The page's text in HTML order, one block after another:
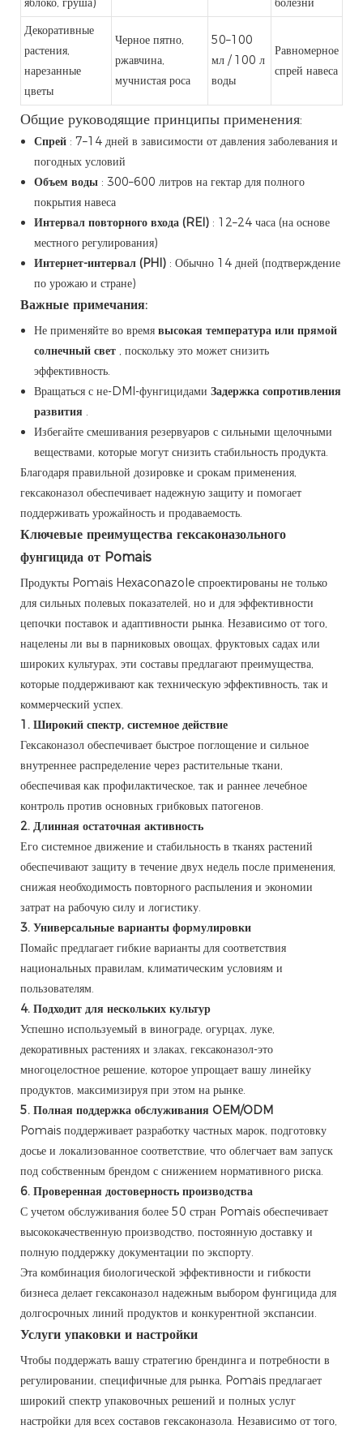
Декоративные
растения,
нарезанные
цветы
Черное пятно,
ржавчина,
мучнистая роса
50–100
мл / 100 л
воды
Равномерное
спрей навеса
Общие руководящие принципы применения:
Спрей : 7–14 дней в зависимости от давления заболевания и
погодных условий
Объем воды : 300–600 литров на гектар для полного
покрытия навеса
Интервал повторного входа (REI) : 12–24 часа (на основе
местного регулирования)
Интернет-интервал (PHI) : Обычно 14 дней (подтверждение
по урожаю и стране)
Важные примечания:
Не применяйте во время высокая температура или прямой
солнечный свет , поскольку это может снизить
эффективность.
Вращаться с не-DMI-фунгицидами Задержка сопротивления
развития .
Избегайте смешивания резервуаров с сильными щелочными
веществами, которые могут снизить стабильность продукта.
Благодаря правильной дозировке и срокам применения,
гексаконазол обеспечивает надежную защиту и помогает
поддерживать урожайность и продаваемость.
Ключевые преимущества гексаконазольного
фунгицида от Pomais
Продукты Pomais Hexaconazole спроектированы не только
для сильных полевых показателей, но и для эффективности
цепочки поставок и адаптивности рынка. Независимо от того,
нацелены ли вы в парниковых овощах, фруктовых садах или
широких культурах, эти составы предлагают преимущества,
которые поддерживают как техническую эффективность, так и
коммерческий успех.
1. Широкий спектр, системное действие
Гексаконазол обеспечивает быстрое поглощение и сильное
внутреннее распределение через растительные ткани,
обеспечивая как профилактическое, так и раннее лечебное
контроль против основных грибковых патогенов.
2. Длинная остаточная активность
Его системное движение и стабильность в тканях растений
обеспечивают защиту в течение двух недель после применения,
снижая необходимость повторного распыления и экономии
затрат на рабочую силу и логистику.
3. Универсальные варианты формулировки
Помайс предлагает гибкие варианты для соответствия
национальных правилам, климатическим условиям и
пользователям.
4. Подходит для нескольких культур
Успешно используемый в винограде, огурцах, луке,
декоративных растениях и злаках, гексаконазол-это
многоцелостное решение, которое упрощает вашу линейку
продуктов, максимизируя при этом на рынке.
5. Полная поддержка обслуживания OEM/ODM
Pomais поддерживает разработку частных марок, подготовку
досье и локализованное соответствие, что облегчает вам запуск
под собственным брендом с снижением нормативного риска.
6. Проверенная достоверность производства
С учетом обслуживания более 50 стран Pomais обеспечивает
высококачественную производство, постоянную доставку и
полную поддержку документации по экспорту.
Эта комбинация биологической эффективности и гибкости
бизнеса делает гексаконазол надежным выбором фунгицида для
долгосрочных линий продуктов и конкурентной экспансии.
Услуги упаковки и настройки
Чтобы поддержать вашу стратегию брендинга и потребности в
регулировании, специфичные для рынка, Pomais предлагает
широкий спектр упаковочных решений и полных услуг
настройки для всех составов гексаконазола. Независимо от того,